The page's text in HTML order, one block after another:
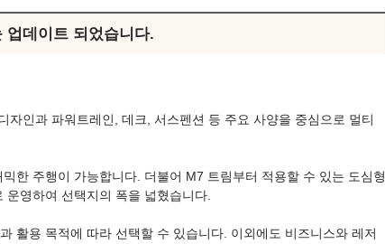
업데이트 되었습니다.
인과 파워트레인, 데크, 서스펜션 등 주요 사양을 중심으로 멀티
한 주행이 가능합니다. 더불어 M7 트림부터 적용할 수 있는 도심형
영하여 선택지의 폭을 넓혔습니다.
활용 목적에 따라 선택할 수 있습니다. 이외에도 비즈니스와 레저